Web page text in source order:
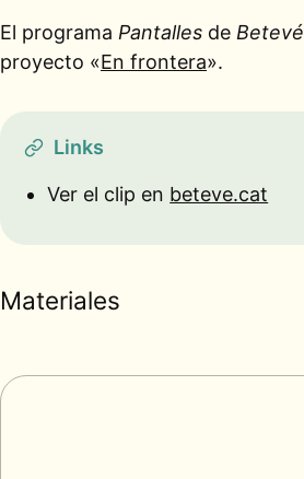
El programa Pantalles de Betevé
proyecto «En frontera».
Links
Ver el clip en beteve.cat
Materiales